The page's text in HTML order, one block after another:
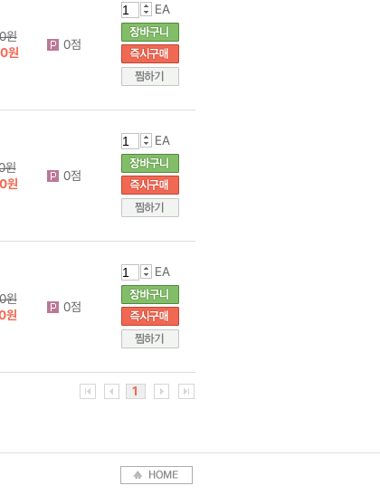
원
원
0점
EA
원
원
0점
EA
원
원
0점
EA
1